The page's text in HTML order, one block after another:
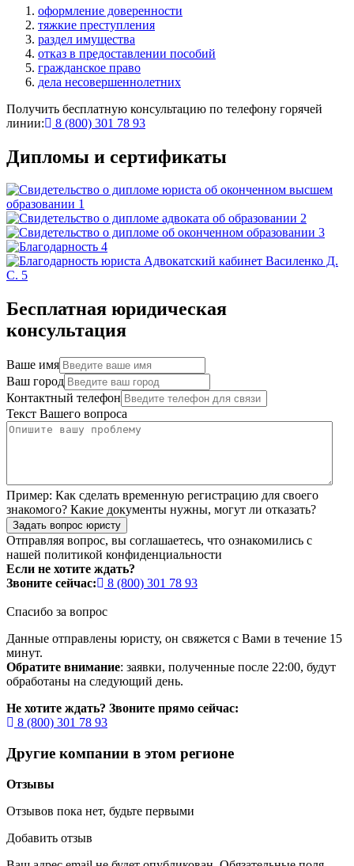
оформление доверенности
тяжкие преступления
раздел имущества
отказ в предоставлении пособий
гражданское право
дела несовершеннолетних
Получить бесплатную консультацию по телефону горячей
линии:
8 (800) 301 78 93
Дипломы и сертификаты
Бесплатная юридическая
консультация
Ваше имя
Ваш город
Контактный телефон
Текст Вашего вопроса
Пример: Как сделать временную регистрацию для своего
знакомого? Какие документы нужны, могут ли отказать?
Задать вопрос юристу
Отправляя вопрос, вы соглашаетесь, что ознакомились с
нашей политикой конфиденциальности
Если не хотите ждать?
Звоните сейчас:
8 (800) 301 78 93
Спасибо за вопрос
Данные отправлены юристу, он свяжется с Вами в течение 15
минут.
Обратите внимание: заявки, полученные после 22:00, будут
обработаны на следующий день.
Не хотите ждать? Звоните прямо сейчас:
8 (800) 301 78 93
Другие компании в этом регионе
Отзывы
Отзывов пока нет, будьте первыми
Добавить отзыв